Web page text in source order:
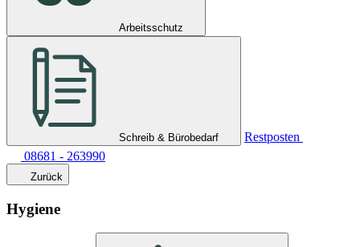
Arbeitsschutz
Schreib & Bürobedarf
Restposten
08681 - 263990
Zurück
Hygiene